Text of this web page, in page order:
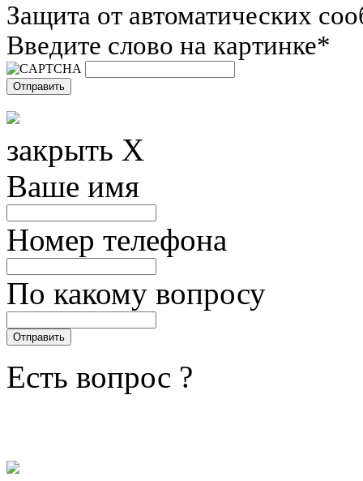
Защита от автоматических
Введите слово на картинке*
закрыть X
Ваше имя
Номер телефона
По какому вопросу
Есть вопрос ?